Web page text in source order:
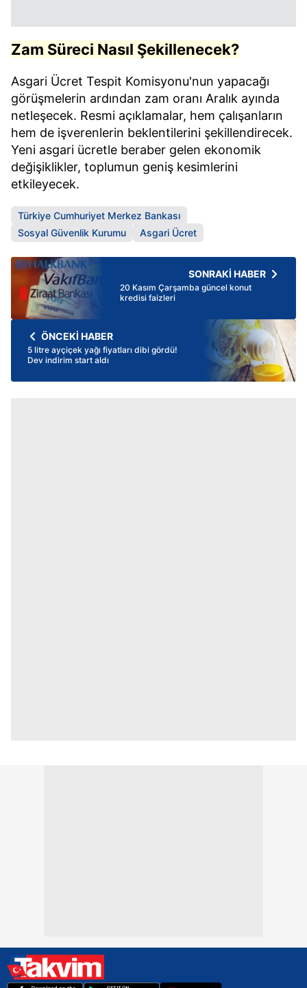
Zam Süreci Nasıl Şekillenecek?
Asgari Ücret Tespit Komisyonu'nun yapacağı
görüşmelerin ardından zam oranı Aralık ayında
netleşecek. Resmi açıklamalar, hem çalışanların
hem de işverenlerin beklentilerini şekillendirecek.
Yeni asgari ücretle beraber gelen ekonomik
değişiklikler, toplumun geniş kesimlerini
etkileyecek.
Türkiye Cumhuriyet Merkez Bankası
Sosyal Güvenlik Kurumu
Asgari Ücret
SONRAKİ HABER
20 Kasım Çarşamba güncel konut
kredisi faizleri
ÖNCEKİ HABER
5 litre ayçiçek yağı fiyatları dibi gördü!
Dev indirim start aldı